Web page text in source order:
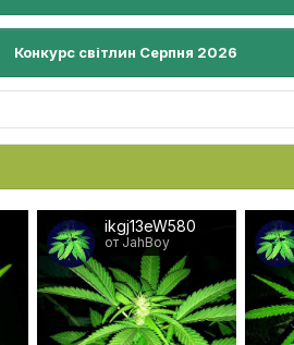
Конкурс світлин Серпня 2026
ikgj13eW580
от JahBoy